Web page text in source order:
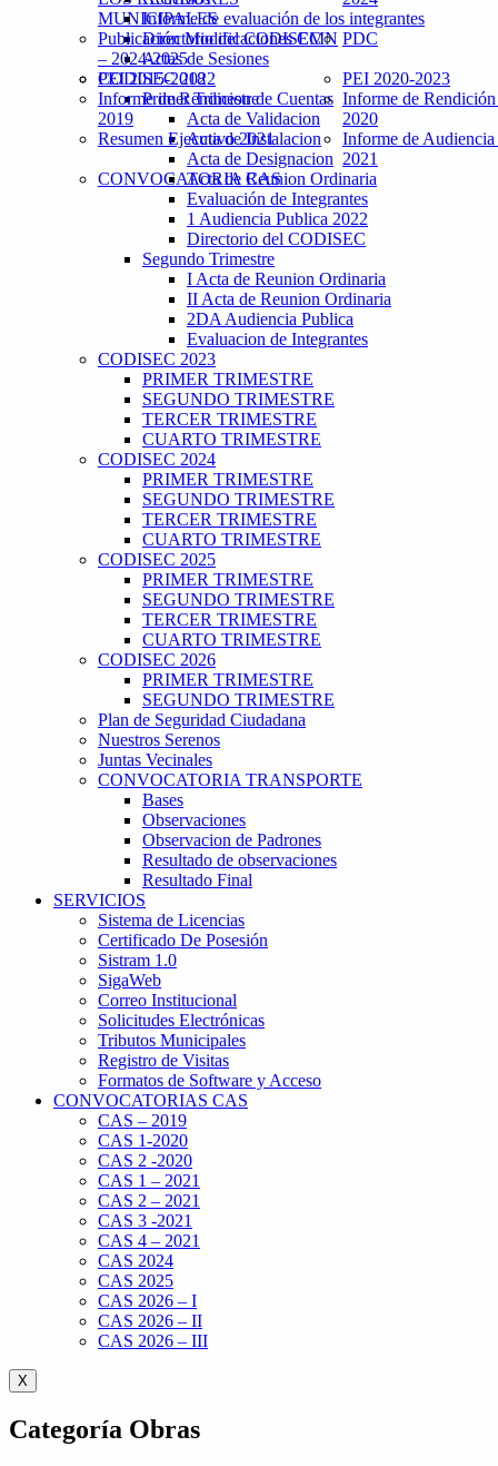
MUNICIPALES
Publicación Modificaciones CMN
– 2024-2025
PDC
PEI 2015-2018
PEI 2020-2023
Informe de Rendicion de Cuentas
2019
Informe de Rendición
2020
Resumen Ejecutivo 2021
Informe de
2021
CONVOCATORIA CAS
Informe de evaluación de los integrantes
Directorio del CODISEC
Actas de Sesiones
CODISEC 2022
Primer Trimestre
Acta de Validacion
Acta de Instalacion
Acta de Designacion
Acta de Reunion Ordinaria
Evaluación de Integrantes
1 Audiencia Publica 2022
Directorio del CODISEC
Segundo Trimestre
I Acta de Reunion Ordinaria
II Acta de Reunion Ordinaria
2DA Audiencia Publica
Evaluacion de Integrantes
CODISEC 2023
PRIMER TRIMESTRE
SEGUNDO TRIMESTRE
TERCER TRIMESTRE
CUARTO TRIMESTRE
CODISEC 2024
PRIMER TRIMESTRE
SEGUNDO TRIMESTRE
TERCER TRIMESTRE
CUARTO TRIMESTRE
CODISEC 2025
PRIMER TRIMESTRE
SEGUNDO TRIMESTRE
TERCER TRIMESTRE
CUARTO TRIMESTRE
CODISEC 2026
PRIMER TRIMESTRE
SEGUNDO TRIMESTRE
Plan de Seguridad Ciudadana
Nuestros Serenos
Juntas Vecinales
CONVOCATORIA TRANSPORTE
Bases
Observaciones
Observacion de Padrones
Resultado de observaciones
Resultado Final
SERVICIOS
Sistema de Licencias
Certificado De Posesión
Sistram 1.0
SigaWeb
Correo Institucional
Solicitudes Electrónicas
Tributos Municipales
Registro de Visitas
Formatos de Software y Acceso
CONVOCATORIAS CAS
CAS – 2019
CAS 1-2020
CAS 2 -2020
CAS 1 – 2021
CAS 2 – 2021
CAS 3 -2021
CAS 4 – 2021
CAS 2024
CAS 2025
CAS 2026 – I
CAS 2026 – II
CAS 2026 – III
X
Categoría Obras